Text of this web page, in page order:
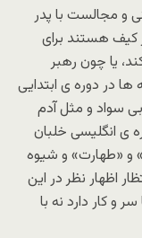
و مجالست با پدر
کیف هستند برای
یا چون رهبر
در دوره ی ابتدایی
بی سواد و مثل آدم
ی انگلیسی خلبان
«طهارت» و شیوه
اظهار نظر در این
و کار دارد نه با